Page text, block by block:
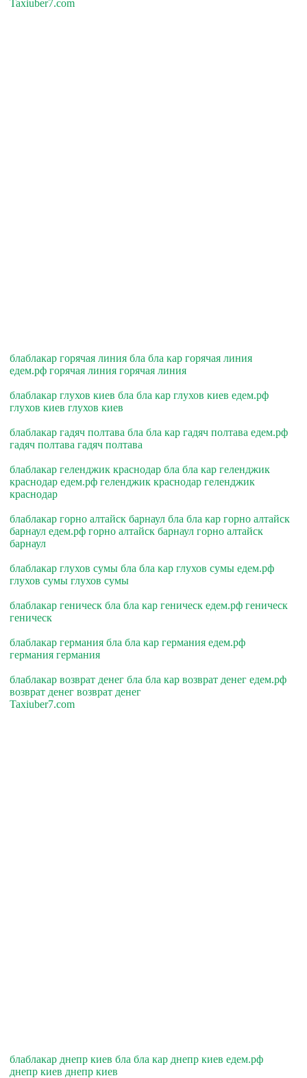
Taxiuber7.com
блаблакар горячая линия бла бла кар горячая линия
едем.рф горячая линия горячая линия
блаблакар глухов киев бла бла кар глухов киев едем.рф
глухов киев глухов киев
блаблакар гадяч полтава бла бла кар гадяч полтава едем.рф
гадяч полтава гадяч полтава
блаблакар геленджик краснодар бла бла кар геленджик
краснодар едем.рф геленджик краснодар геленджик
краснодар
блаблакар горно алтайск барнаул бла бла кар горно алтайск
барнаул едем.рф горно алтайск барнаул горно алтайск
барнаул
блаблакар глухов сумы бла бла кар глухов сумы едем.рф
глухов сумы глухов сумы
блаблакар геническ бла бла кар геническ едем.рф геническ
геническ
блаблакар германия бла бла кар германия едем.рф
германия германия
блаблакар возврат денег бла бла кар возврат денег едем.рф
возврат денег возврат денег
Taxiuber7.com
блаблакар днепр киев бла бла кар днепр киев едем.рф
днепр киев днепр киев